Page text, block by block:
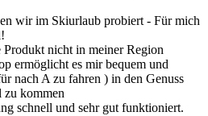
wir im Skiurlaub probiert - Für mich
Produkt nicht in meiner Region
ermöglicht es mir bequem und
nach A zu fahren ) in den Genuss
zu kommen
schnell und sehr gut funktioniert.